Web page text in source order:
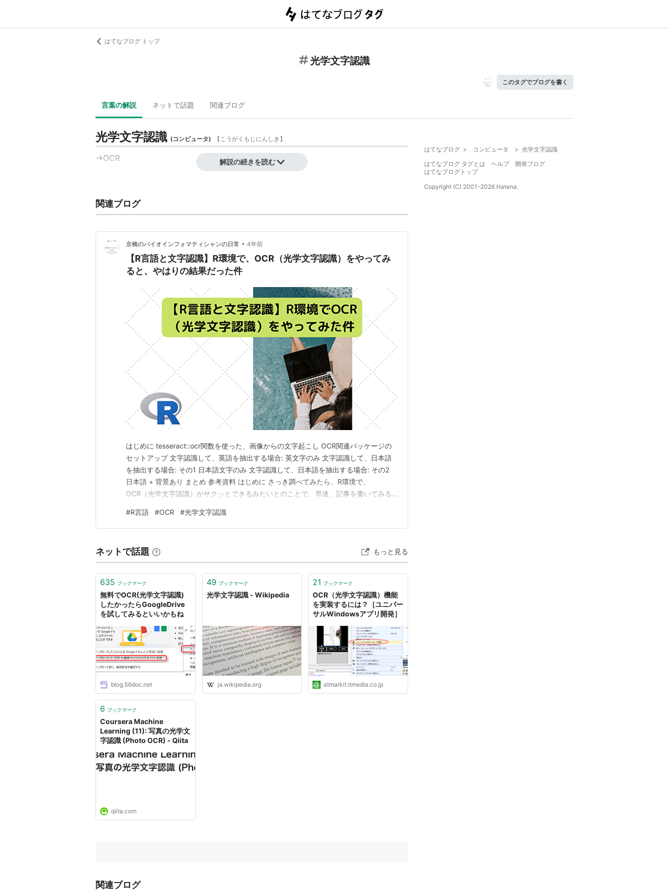
はてなブログ トップ
光学文字認識
このタグでブログを書く
言葉の解説 ネットで話題 関連ブログ
光学文字認識 (コンピュータ) 【こうがくもじにんしき 】
→OCR 解説の続きを読む
関連ブログ
京橋のバイオインフォマティシャンの日常 • 4年前
【R言語と文字認識】R環境で、OCR（光学文字認識）をやってみ
ると、やはりの結果だった件
はじめに tesseract::ocr関数を使った、画像からの文字起こし OCR関連パッケージの
セットアップ 文字認識して、英語を抽出する場合: 英文字のみ 文字認識して、日本語
を抽出する場合: その1 日本語文字のみ 文字認識して、日本語を抽出する場合: その2
日本語 + 背景あり まとめ 参考資料 はじめに さっき調べてみたら、R環境で、
OCR（光学文字認識）がサクッとできるみたいとのことで、早速、記事を書いてみる
像など、画像内からテキストを見つけ出して、文字コードに変換する技術のことです。
Rパッケージのt…
#R言語 #OCR #光学文字認識
ネットで話題 もっと見る
635 ブックマーク
無料でOCR(光学文字認識)
したかったらGoogleDrive
を試してみるといいかもね
blog.56doc.net
49 ブックマーク
光学文字認識 - Wikipedia
ja.wikipedia.org
21 ブックマーク
OCR（光学文字認識）機能
を実装するには？［ユニバー
サルWindowsアプリ開発］
atmarkit.itmedia.co.jp
6 ブックマーク
Coursera Machine
Learning (11): 写真の光学文
字認識 (Photo OCR) - Qiita
qiita.com
関連ブログ
はてなブログ > コンピュータ > 光学文字認識
はてなブログ タグとは
ヘルプ
開発ブログ
はてなブログトップ
Copyright (C) 2001-2026 Hatena.